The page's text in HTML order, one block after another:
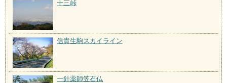
十三峠
信貴生駒スカイライン
一針薬師笠石仏